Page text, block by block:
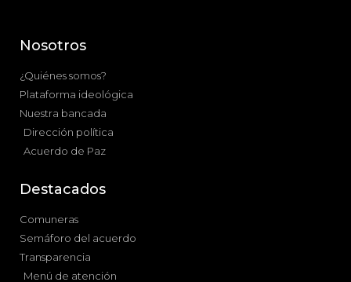
Nosotros
¿Quiénes somos?
Plataforma ideológica
Nuestra bancada
Dirección política
Acuerdo de Paz
Destacados
Comuneras
Semáforo del acuerdo
Transparencia
Menú de atención